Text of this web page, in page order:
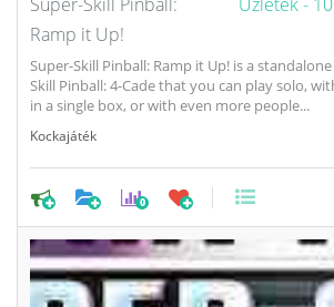
Ramp it Up!
Super-Skill Pinball: Ramp it Up! is a
Skill Pinball: 4-Cade that you can play solo,
in a single box, or with even more people...
Kockajáték
0